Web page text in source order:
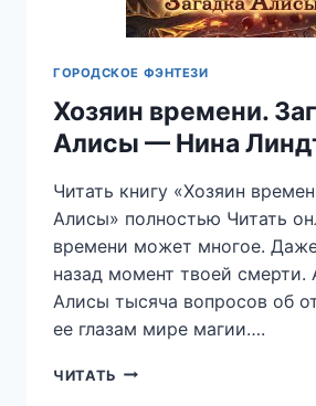
ГОРОДСКОЕ ФЭНТЕЗИ
Хозяин времени.
Алисы — Нина
Читать книгу «Хозяин
Алисы» полностью Читать
времени может многое.
назад момент твоей смерти.
Алисы тысяча вопросов об
ее глазам мире магии….
ЧИТАТЬ ХОЗЯИН